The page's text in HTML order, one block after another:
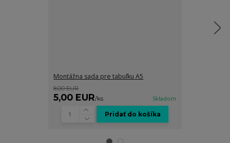
Montážna sada pre tabuľku A5
8,00 EUR
5,00 EUR/ks Skladom
Pridať do košíka